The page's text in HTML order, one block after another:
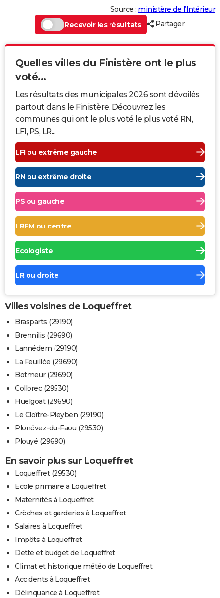
Source : ministère de l’Intérieur
Recevoir les résultats
Partager
Quelles villes du Finistère ont le plus
voté...
Les résultats des municipales 2026 sont dévoilés
partout dans le Finistère. Découvrez les
communes qui ont le plus voté le plus voté RN,
LFI, PS, LR...
LFI ou extrême gauche
RN ou extrême droite
PS ou gauche
LREM ou centre
Ecologiste
LR ou droite
Villes voisines de Loqueffret
Brasparts (29190)
Brennilis (29690)
Lannédern (29190)
La Feuillée (29690)
Botmeur (29690)
Collorec (29530)
Huelgoat (29690)
Le Cloître-Pleyben (29190)
Plonévez-du-Faou (29530)
Plouyé (29690)
En savoir plus sur Loqueffret
Loqueffret (29530)
Ecole primaire à Loqueffret
Maternités à Loqueffret
Crèches et garderies à Loqueffret
Salaires à Loqueffret
Impôts à Loqueffret
Dette et budget de Loqueffret
Climat et historique météo de Loqueffret
Accidents à Loqueffret
Délinquance à Loqueffret